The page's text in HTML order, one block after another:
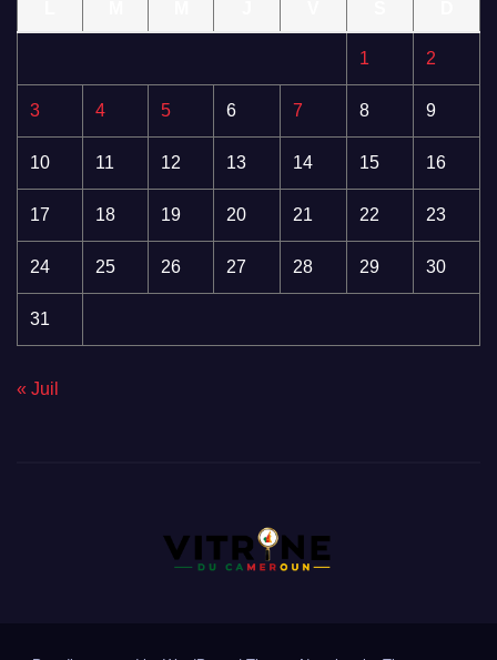
1 2
3 4 5 6 7 8 9
10 11 12 13 14 15 16
17 18 19 20 21 22 23
24 25 26 27 28 29 30
31
« Juil